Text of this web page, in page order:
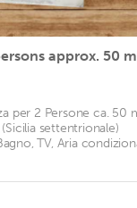
approx. 50
per 2 Persone ca. 50
settentrionale)
TV, Aria